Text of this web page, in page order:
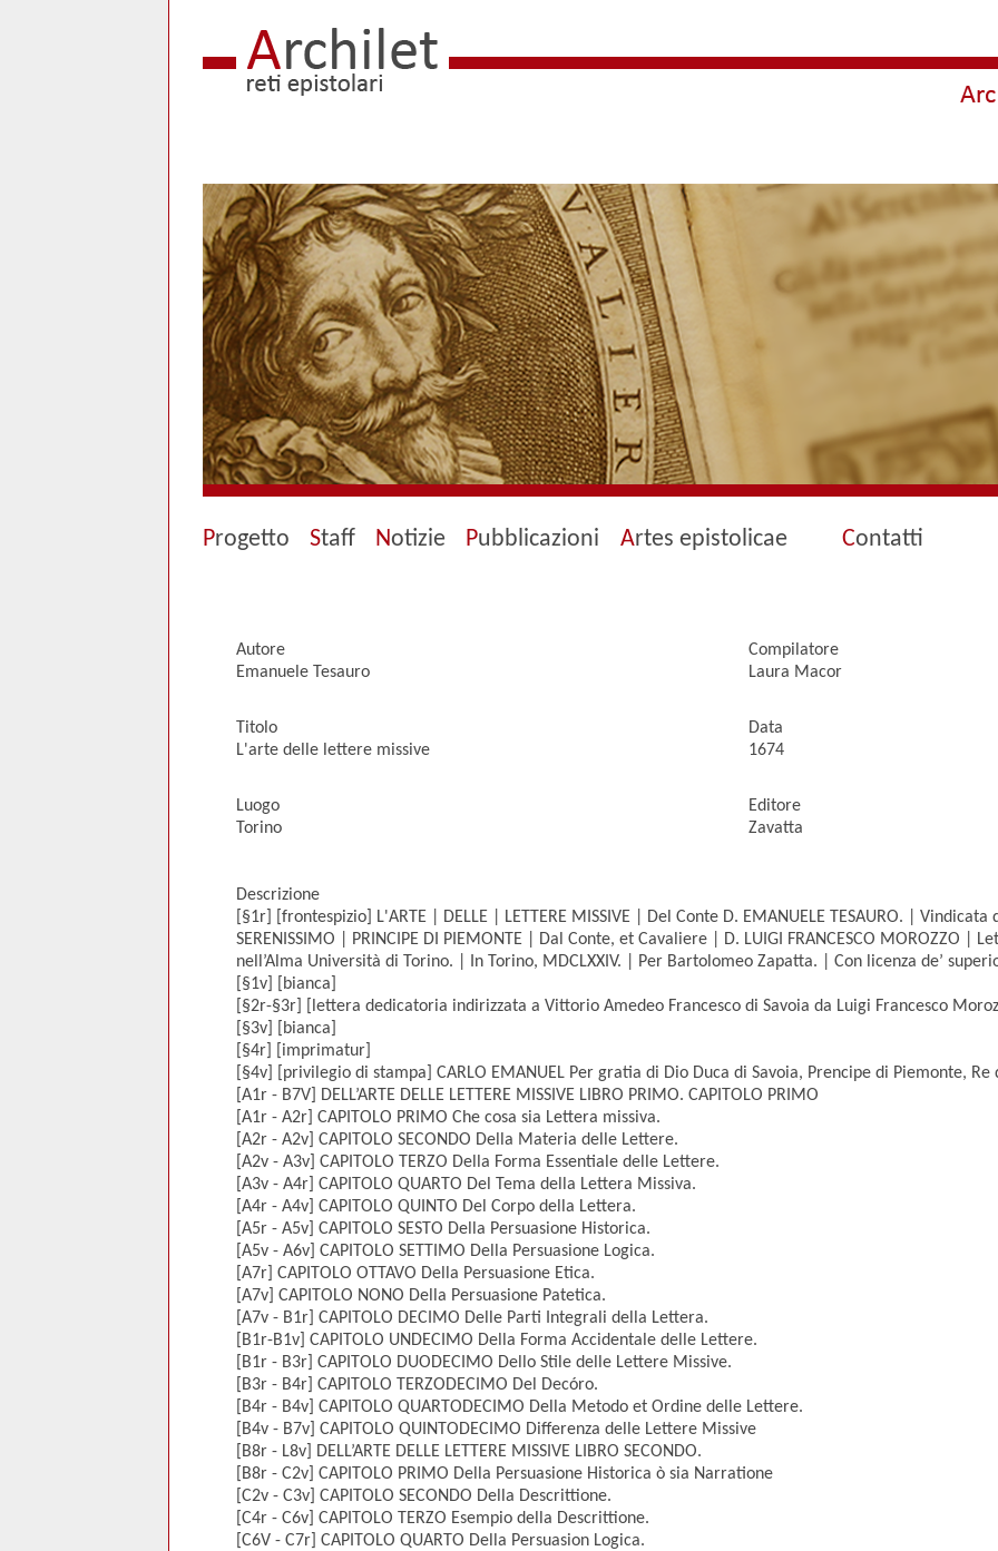
Progetto Staff Notizie Pubblicazioni Artes epistolicae Contatti
Autore
Compilatore
Emanuele Tesauro
Laura Macor
Titolo
Data
L'arte delle lettere missive
1674
Luogo
Editore
Torino
Zavatta
Descrizione
[§1r] [frontespizio] L'ARTE | DELLE | LETTERE MISSIVE | Del Conte D. EMANUELE TESAURO. |
SERENISSIMO | PRINCIPE DI PIEMONTE | Dal Conte, et Cavaliere | D. LUIGI FRANCESCO MOROZZO |
nell’Alma Università di Torino. | In Torino, MDCLXXIV. | Per Bartolomeo Zapatta. | Con licenza de’
[§1v] [bianca]
[§2r-§3r] [lettera dedicatoria indirizzata a Vittorio Amedeo Francesco di Savoia da Luigi Francesco
[§3v] [bianca]
[§4r] [imprimatur]
[§4v] [privilegio di stampa] CARLO EMANUEL Per gratia di Dio Duca di Savoia, Prencipe di Piemonte, Re
[A1r - B7V] DELL’ARTE DELLE LETTERE MISSIVE LIBRO PRIMO. CAPITOLO PRIMO
[A1r - A2r] CAPITOLO PRIMO Che cosa sia Lettera missiva.
[A2r - A2v] CAPITOLO SECONDO Della Materia delle Lettere.
[A2v - A3v] CAPITOLO TERZO Della Forma Essentiale delle Lettere.
[A3v - A4r] CAPITOLO QUARTO Del Tema della Lettera Missiva.
[A4r - A4v] CAPITOLO QUINTO Del Corpo della Lettera.
[A5r - A5v] CAPITOLO SESTO Della Persuasione Historica.
[A5v - A6v] CAPITOLO SETTIMO Della Persuasione Logica.
[A7r] CAPITOLO OTTAVO Della Persuasione Etica.
[A7v] CAPITOLO NONO Della Persuasione Patetica.
[A7v - B1r] CAPITOLO DECIMO Delle Parti Integrali della Lettera.
[B1r-B1v] CAPITOLO UNDECIMO Della Forma Accidentale delle Lettere.
[B1r - B3r] CAPITOLO DUODECIMO Dello Stile delle Lettere Missive.
[B3r - B4r] CAPITOLO TERZODECIMO Del Decóro.
[B4r - B4v] CAPITOLO QUARTODECIMO Della Metodo et Ordine delle Lettere.
[B4v - B7v] CAPITOLO QUINTODECIMO Differenza delle Lettere Missive
[B8r - L8v] DELL’ARTE DELLE LETTERE MISSIVE LIBRO SECONDO.
[B8r - C2v] CAPITOLO PRIMO Della Persuasione Historica ò sia Narratione
[C2v - C3v] CAPITOLO SECONDO Della Descrittione.
[C4r - C6v] CAPITOLO TERZO Esempio della Descrittione.
[C6V - C7r] CAPITOLO QUARTO Della Persuasion Logica.